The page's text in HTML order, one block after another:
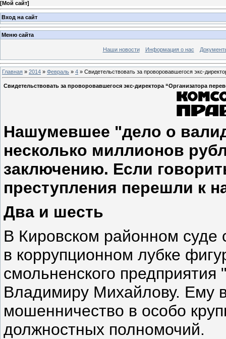
[Мой сайт]
Вход на сайт
Меню сайта
Наши новости Информация о нас
Главная » 2014 » Февраль » 4 » Свидетельствовать за проворовавшегося экс-
Свидетельствовать за проворовавшегося экс-директора “Организатора
Нашумевшее "дело о
несколько миллионов
заключению. Если
преступления перешли к
Два и шесть
В Кировском районном суде
в коррупционном лубке
смольненского предприятия
Владимиру Михайлову. Ему
мошенничество в особо
должностных полномочий.